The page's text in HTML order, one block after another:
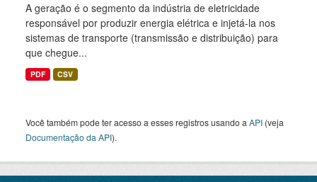
A geração é o segmento da indústria de eletricidade
responsável por produzir energia elétrica e injetá-la nos
sistemas de transporte (transmissão e distribuição) para
que chegue...
PDF CSV
Você também pode ter acesso a esses registros usando a API (veja
Documentação da API).